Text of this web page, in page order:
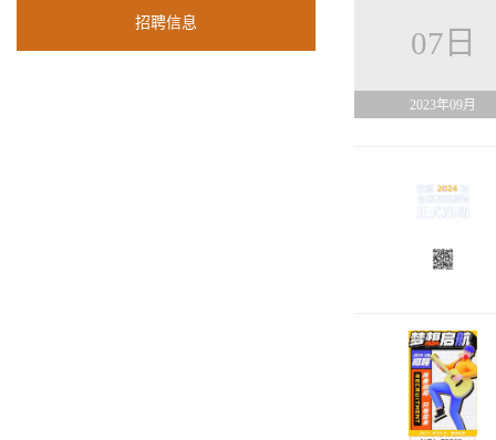
招聘信息
07日
2023年09月